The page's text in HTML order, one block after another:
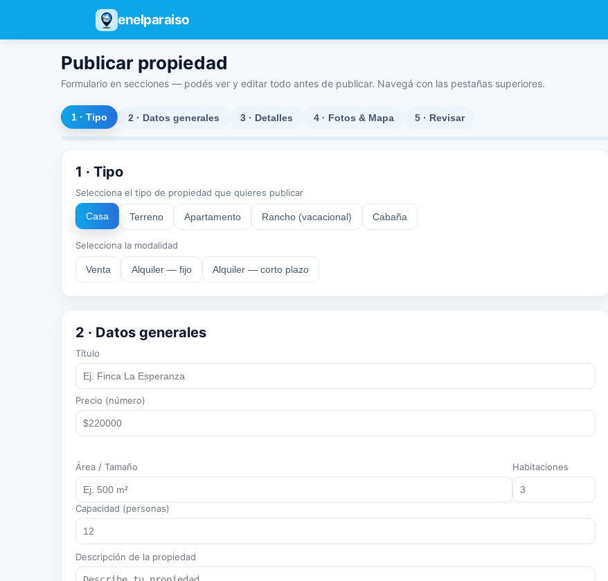
enelparaiso
Publicar propiedad
Formulario en secciones — podés ver y editar todo antes de publicar. Navegá con las pestañas superiores.
1 · Tipo 2 · Datos generales 3 · Detalles 4 · Fotos & Mapa 5 · Revisar
1 · Tipo
Selecciona el tipo de propiedad que quieres publicar
Casa Terreno Apartamento Rancho (vacacional) Cabaña
Selecciona la modalidad
Venta Alquiler — fijo Alquiler — corto plazo
2 · Datos generales
Título
Precio (número)
Área / Tamaño Habitaciones
Capacidad (personas)
Descripción de la propiedad